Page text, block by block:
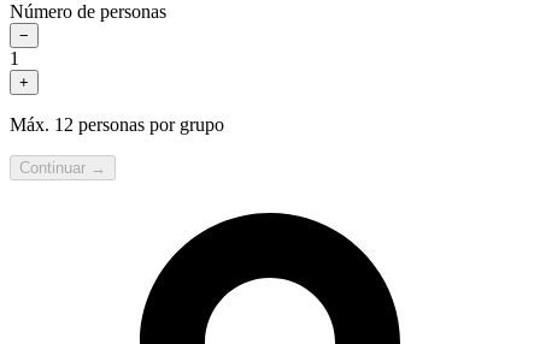
Número de personas
−
1
+
Máx. 12 personas por grupo
Continuar →